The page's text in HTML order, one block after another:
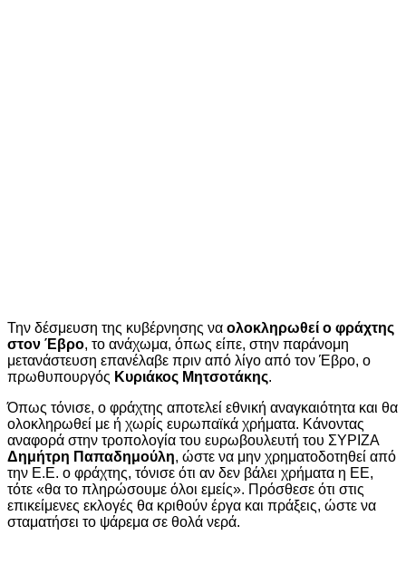
Την δέσμευση της κυβέρνησης να ολοκληρωθεί ο φράχτης
στον Έβρο, το ανάχωμα, όπως είπε, στην παράνομη
μετανάστευση επανέλαβε πριν από λίγο από τον Έβρο, ο
πρωθυπουργός Κυριάκος Μητσοτάκης.
Όπως τόνισε, ο φράχτης αποτελεί εθνική αναγκαιότητα και θα
ολοκληρωθεί με ή χωρίς ευρωπαϊκά χρήματα. Κάνοντας
αναφορά στην τροπολογία του ευρωβουλευτή του ΣΥΡΙΖΑ
Δημήτρη Παπαδημούλη, ώστε να μην χρηματοδοτηθεί από
την Ε.Ε. ο φράχτης, τόνισε ότι αν δεν βάλει χρήματα η ΕΕ,
τότε «θα το πληρώσουμε όλοι εμείς». Πρόσθεσε ότι στις
επικείμενες εκλογές θα κριθούν έργα και πράξεις, ώστε να
σταματήσει το ψάρεμα σε θολά νερά.